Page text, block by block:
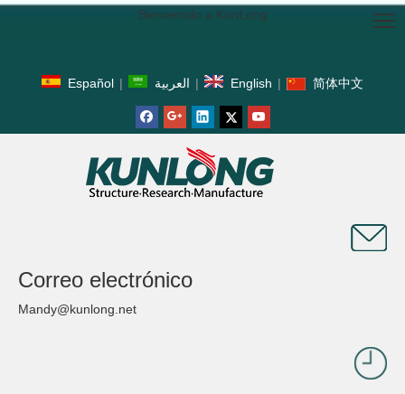
Bienvenido a KunLong
Español | العربية | English | 简体中文
Correo electrónico
Mandy@kunlong.net